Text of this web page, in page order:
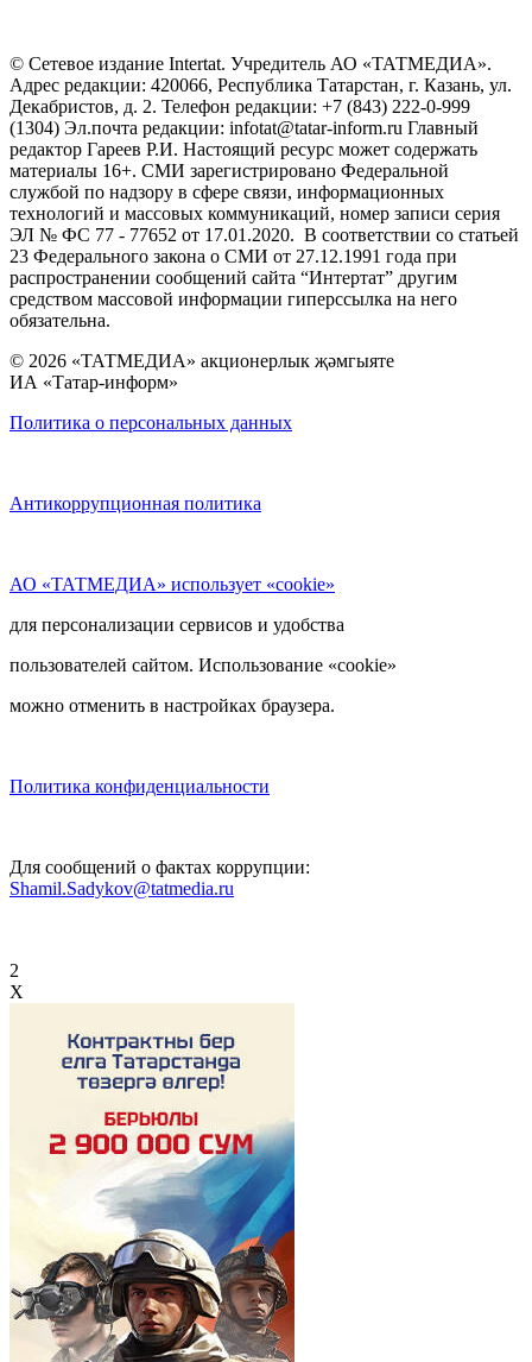
© Сетевое издание Intertat. Учредитель АО «ТАТМЕДИА».
Адрес редакции: 420066, Республика Татарстан, г. Казань, ул.
Декабристов, д. 2. Телефон редакции: +7 (843) 222-0-999
(1304) Эл.почта редакции: infotat@tatar-inform.ru Главный
редактор Гареев Р.И. Настоящий ресурс может содержать
материалы 16+. СМИ зарегистрировано Федеральной
службой по надзору в сфере связи, информационных
технологий и массовых коммуникаций, номер записи серия
ЭЛ № ФС 77 - 77652 от 17.01.2020. В соответствии со статьей
23 Федерального закона о СМИ от 27.12.1991 года при
распространении сообщений сайта “Интертат” другим
средством массовой информации гиперссылка на него
обязательна.
© 2026 «ТАТМЕДИА» акционерлык җәмгыяте
ИА «Татар-информ»
Политика о персональных данных
Антикоррупционная политика
АО «ТАТМЕДИА» использует «cookie»
для персонализации сервисов и удобства
пользователей сайтом. Использование «cookie»
можно отменить в настройках браузера.
Политика конфиденциальности
Для сообщений о фактах коррупции:
Shamil.Sadykov@tatmedia.ru
2
X